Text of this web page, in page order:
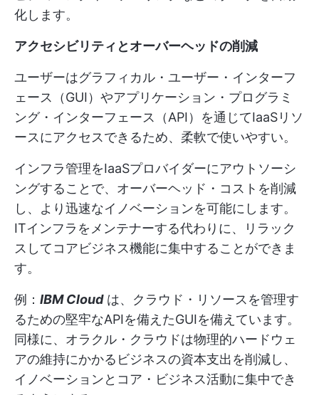
化します。
アクセシビリティとオーバーヘッドの削減
ユーザーはグラフィカル・ユーザー・インターフ
ェース（GUI）やアプリケーション・プログラミ
ング・インターフェース（API）を通じてIaaSリソ
ースにアクセスできるため、柔軟で使いやすい。
インフラ管理をIaaSプロバイダーにアウトソーシ
ングすることで、オーバーヘッド・コストを削減
し、より迅速なイノベーションを可能にします。
ITインフラをメンテナーする代わりに、リラック
スしてコアビジネス機能に集中することができま
す。
例： IBM Cloudは、クラウド・リソースを管理す
るための堅牢なAPIを備えたGUIを備えています。
同様に、オラクル・クラウドは物理的ハードウェ
アの維持にかかるビジネスの資本支出を削減し、
イノベーションとコア・ビジネス活動に集中でき